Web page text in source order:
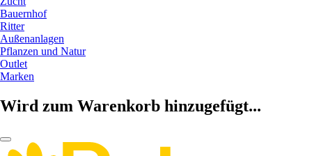
Bauernhof
Ritter
Außenanlagen
Pflanzen und Natur
Outlet
Marken
Wird zum Warenkorb hinzugefügt...